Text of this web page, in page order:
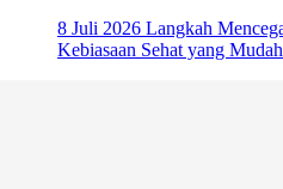
8 Juli 2026 Langkah
Kebiasaan Sehat yang